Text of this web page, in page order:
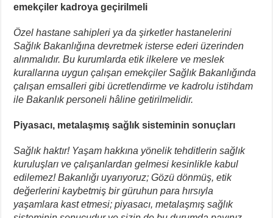
emekçiler kadroya geçirilmeli
Özel hastane sahipleri ya da şirketler hastanelerini
Sağlık Bakanlığına devretmek isterse ederi üzerinden
alınmalıdır. Bu kurumlarda etik ilkelere ve meslek
kurallarına uygun çalışan emekçiler Sağlık Bakanlığında
çalışan emsalleri gibi ücretlendirme ve kadrolu istihdam
ile Bakanlık personeli hâline getirilmelidir.
Piyasacı, metalaşmış sağlık sisteminin sonuçları
Sağlık haktır! Yaşam hakkına yönelik tehditlerin sağlık
kuruluşları ve çalışanlardan gelmesi kesinlikle kabul
edilemez! Bakanlığı uyarıyoruz; Gözü dönmüş, etik
değerlerini kaybetmiş bir güruhun para hırsıyla
yaşamlara kast etmesi; piyasacı, metalaşmış sağlık